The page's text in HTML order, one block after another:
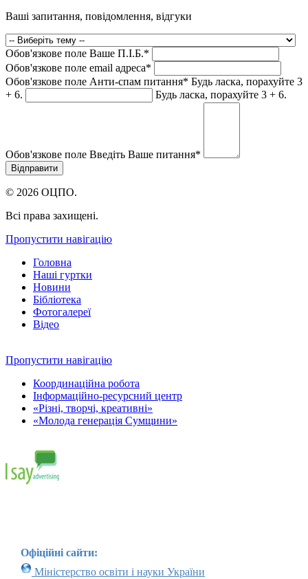
Ваші запитання, повідомлення, відгуки
Обов'язкове поле Ваше П.I.Б.*
Обов'язкове поле email адреса*
Обов'язкове поле Анти-спам питання* Будь ласка, порахуйте 3
+ 6.
Будь ласка, порахуйте 3 + 6.
Обов'язкове поле Введіть Ваше питання*
© 2026 ОЦПО.
Всі права захищені.
Пропустити навігацію
Головна
Наші гуртки
Новини
Бібліотека
Фотогалереї
Відео
Пропустити навігацію
Координаційна робота
Інформаційно-ресурсний центр
«Різні, творчі, креативні»
«Молода генерація Сумщини»
Офіційні сайти:
Міністерство освіти і науки України